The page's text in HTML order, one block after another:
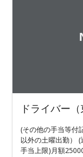
ドライバー
(その他の手当等付
以外の土曜出勤）
手当上限)月額